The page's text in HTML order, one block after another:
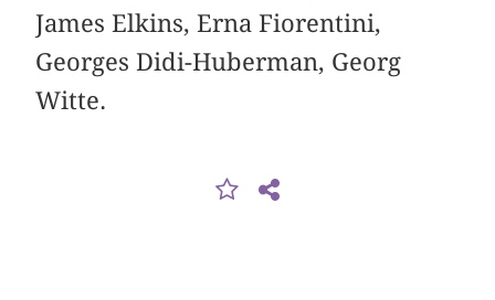
James Elkins, Erna Fiorentini,
Georges Didi-Huberman, Georg
Witte.